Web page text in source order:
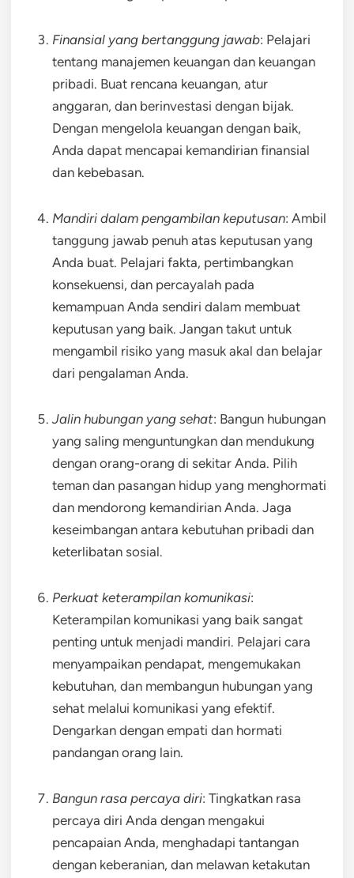
Finansial yang bertanggung jawab: Pelajari
tentang manajemen keuangan dan keuangan
pribadi. Buat rencana keuangan, atur
anggaran, dan berinvestasi dengan bijak.
Dengan mengelola keuangan dengan baik,
Anda dapat mencapai kemandirian finansial
dan kebebasan.
Mandiri dalam pengambilan keputusan: Ambil
tanggung jawab penuh atas keputusan yang
Anda buat. Pelajari fakta, pertimbangkan
konsekuensi, dan percayalah pada
kemampuan Anda sendiri dalam membuat
keputusan yang baik. Jangan takut untuk
mengambil risiko yang masuk akal dan belajar
dari pengalaman Anda.
Jalin hubungan yang sehat: Bangun hubungan
yang saling menguntungkan dan mendukung
dengan orang-orang di sekitar Anda. Pilih
teman dan pasangan hidup yang menghormati
dan mendorong kemandirian Anda. Jaga
keseimbangan antara kebutuhan pribadi dan
keterlibatan sosial.
Perkuat keterampilan komunikasi:
Keterampilan komunikasi yang baik sangat
penting untuk menjadi mandiri. Pelajari cara
menyampaikan pendapat, mengemukakan
kebutuhan, dan membangun hubungan yang
sehat melalui komunikasi yang efektif.
Dengarkan dengan empati dan hormati
pandangan orang lain.
Bangun rasa percaya diri: Tingkatkan rasa
percaya diri Anda dengan mengakui
pencapaian Anda, menghadapi tantangan
dengan keberanian, dan melawan ketakutan